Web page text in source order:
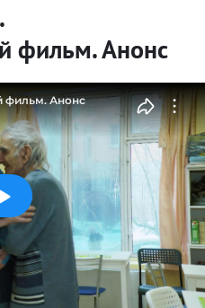
фильм. Анонс
фильм. Анонс